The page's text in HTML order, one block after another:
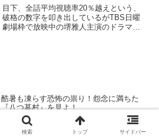
目下、全話平均視聴率20％越えという、
破格の数字を叩き出しているがTBS日曜
劇場枠で放映中の堺雅人主演のドラマ
酷暑も凍らす恐怖の祟り！怨念に満ちた
『八つ墓村』を見よ！
検索 トップ サイドバー